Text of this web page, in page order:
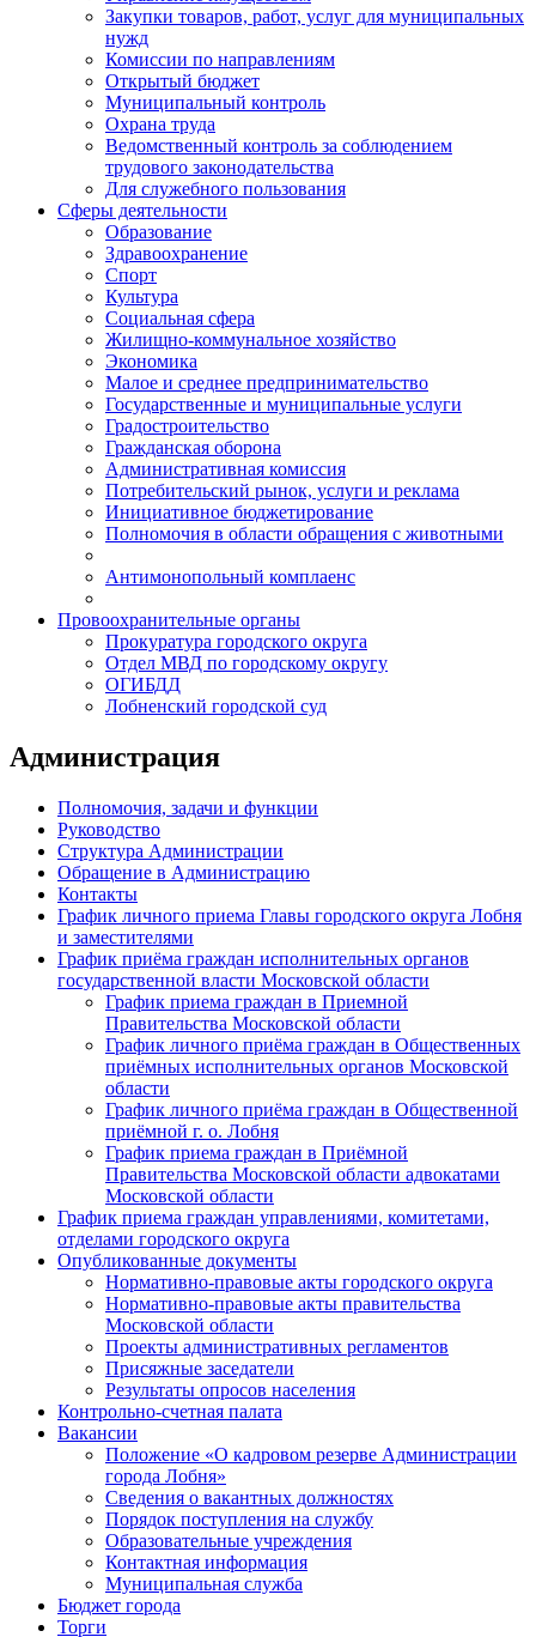
Закупки товаров, работ, услуг для муниципальных
нужд
Комиссии по направлениям
Открытый бюджет
Муниципальный контроль
Охрана труда
Ведомственный контроль за соблюдением
трудового законодательства
Для служебного пользования
Сферы деятельности
Образование
Здравоохранение
Спорт
Культура
Социальная сфера
Жилищно-коммунальное хозяйство
Экономика
Малое и среднее предпринимательство
Государственные и муниципальные услуги
Градостроительство
Гражданская оборона
Административная комиссия
Потребительский рынок, услуги и реклама
Инициативное бюджетирование
Полномочия в области обращения с животными
Антимонопольный комплаенс
Провоохранительные органы
Прокуратура городского округа
Отдел МВД по городскому округу
ОГИБДД
Лобненский городской суд
Администрация
Полномочия, задачи и функции
Руководство
Структура Администрации
Обращение в Администрацию
Контакты
График личного приема Главы городского округа Лобня
и заместителями
График приёма граждан исполнительных органов
государственной власти Московской области
График приема граждан в Приемной
Правительства Московской области
График личного приёма граждан в Общественных
приёмных исполнительных органов Московской
области
График личного приёма граждан в Общественной
приёмной г. о. Лобня
График приема граждан в Приёмной
Правительства Московской области адвокатами
Московской области
График приема граждан управлениями, комитетами,
отделами городского округа
Опубликованные документы
Нормативно-правовые акты городского округа
Нормативно-правовые акты правительства
Московской области
Проекты административных регламентов
Присяжные заседатели
Результаты опросов населения
Контрольно-счетная палата
Вакансии
Положение «О кадровом резерве Администрации
города Лобня»
Сведения о вакантных должностях
Порядок поступления на службу
Образовательные учреждения
Контактная информация
Муниципальная служба
Бюджет города
Торги